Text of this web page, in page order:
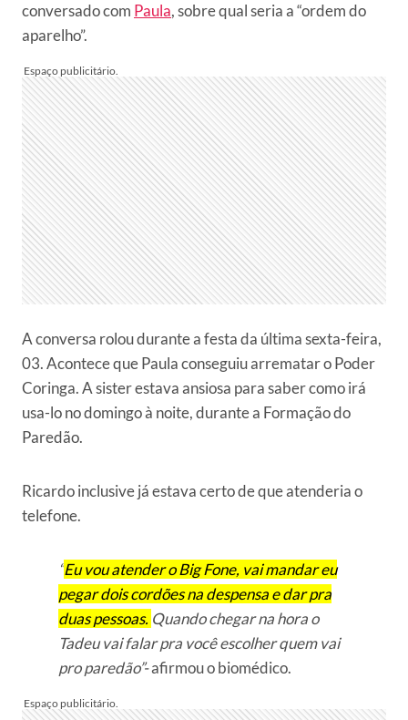
conversado com Paula, sobre qual seria a “ordem do
aparelho”.
A conversa rolou durante a festa da última sexta-feira,
03. Acontece que Paula conseguiu arrematar o Poder
Coringa. A sister estava ansiosa para saber como irá
usa-lo no domingo à noite, durante a Formação do
Paredão.
Ricardo inclusive já estava certo de que atenderia o
telefone.
“Eu vou atender o Big Fone, vai mandar eu
pegar dois cordões na despensa e dar pra
duas pessoas. Quando chegar na hora o
Tadeu vai falar pra você escolher quem vai
pro paredão”-afirmou o biomédico.